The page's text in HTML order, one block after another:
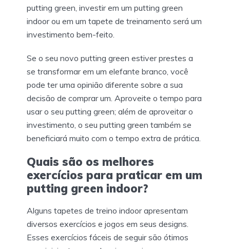
putting green, investir em um putting green
indoor ou em um tapete de treinamento será um
investimento bem-feito.
Se o seu novo putting green estiver prestes a
se transformar em um elefante branco, você
pode ter uma opinião diferente sobre a sua
decisão de comprar um. Aproveite o tempo para
usar o seu putting green; além de aproveitar o
investimento, o seu putting green também se
beneficiará muito com o tempo extra de prática.
Quais são os melhores
exercícios para praticar em um
putting green indoor?
Alguns tapetes de treino indoor apresentam
diversos exercícios e jogos em seus designs.
Esses exercícios fáceis de seguir são ótimos